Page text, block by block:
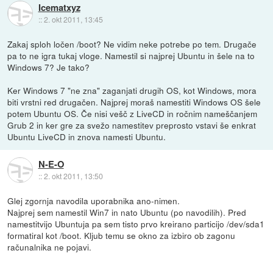
Icematxyz
::2. okt 2011, 13:45
Zakaj sploh ločen /boot? Ne vidim neke potrebe po tem. Drugače
pa to ne igra tukaj vloge. Namestil si najprej Ubuntu in šele na to
Windows 7? Je tako?
Ker Windows 7 "ne zna" zaganjati drugih OS, kot Windows, mora
biti vrstni red drugačen. Najprej moraš namestiti Windows OS šele
potem Ubuntu OS. Če nisi vešč z LiveCD in ročnim nameščanjem
Grub 2 in ker gre za svežo namestitev preprosto vstavi še enkrat
Ubuntu LiveCD in znova namesti Ubuntu.
N-E-O
::2. okt 2011, 13:50
Glej zgornja navodila uporabnika ano-nimen.
Najprej sem namestil Win7 in nato Ubuntu (po navodilih). Pred
namestitvijo Ubuntuja pa sem tisto prvo kreirano particijo /dev/sda1
formatiral kot /boot. Kljub temu se okno za izbiro ob zagonu
računalnika ne pojavi.